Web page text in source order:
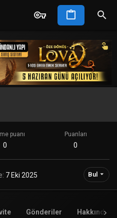
puanı
0
Puanları
0
7 Eki 2025 Bul
Gönderiler Hakkında